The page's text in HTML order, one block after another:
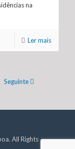
na
Ler mais
Seguinte
All Rights